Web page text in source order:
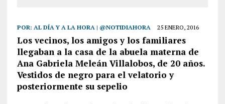
POR: AL DÍA Y A LA HORA | @NOTIDIAHORA 25 ENERO, 2016
Los vecinos, los amigos y los familiares
llegaban a la casa de la abuela materna de
Ana Gabriela Meleán Villalobos, de 20 años.
Vestidos de negro para el velatorio y
posteriormente su sepelio